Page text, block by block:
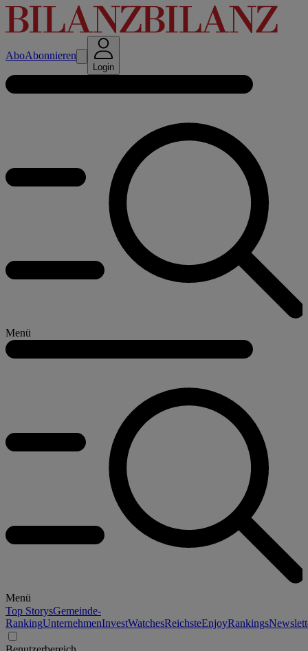
AboAbonnieren
Login
Menü
Menü
Top StorysGemeinde-
RankingUnternehmenInvestWatchesReichsteEnjoyRankings